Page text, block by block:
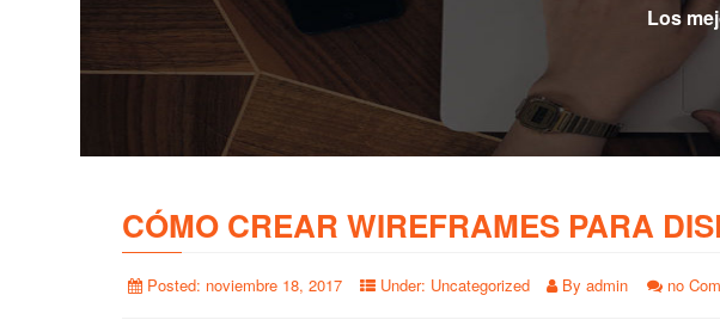
Los
CÓMO CREAR WIREFRAMES PARA
Posted: noviembre 18, 2017 Under: Uncategorized By admin no